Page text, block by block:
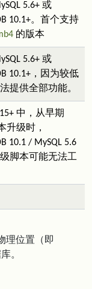
5.6+ 或
10.1+。首个支持
的版本
5.6+ 或
10.1+，因为较低
提供全部功能。
中，从早期
升级时，
10.1 / MySQL 5.6
脚本可能无法工
理位置（即
。